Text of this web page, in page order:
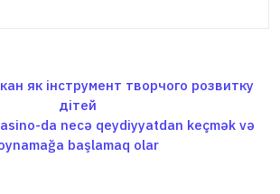
як інструмент творчого розвитку
дітей
da necə qeydiyyatdan keçmək və
başlamaq olar